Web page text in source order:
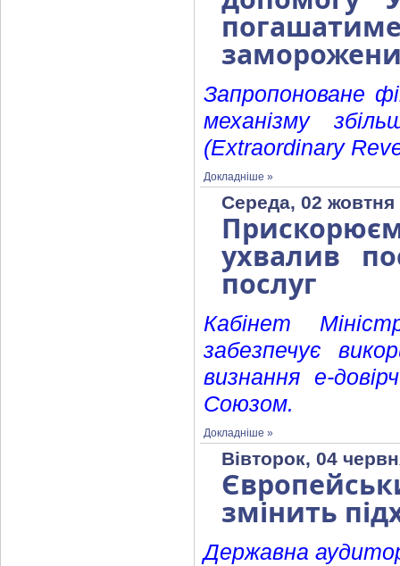
Запропоноване
механізму
(Extraordinary
Докладніше »
Середа, 02 жовтня
ухвалив
послуг
Кабінет
забезпечує
визнання е-
Союзом.
Докладніше »
Вівторок, 04
змінить
Державна